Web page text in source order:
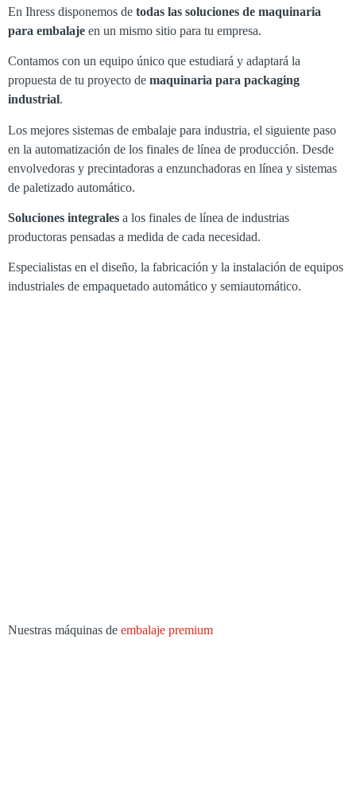
En Ihress disponemos de todas las soluciones de maquinaria
para embalaje en un mismo sitio para tu empresa.
Contamos con un equipo único que estudiará y adaptará la
propuesta de tu proyecto de maquinaria para packaging
industrial.
Los mejores sistemas de embalaje para industria, el siguiente paso
en la automatización de los finales de línea de producción. Desde
envolvedoras y precintadoras a enzunchadoras en línea y sistemas
de paletizado automático.
Soluciones integrales a los finales de línea de industrias
productoras pensadas a medida de cada necesidad.
Especialistas en el diseño, la fabricación y la instalación de equipos
industriales de empaquetado automático y semiautomático.
Nuestras máquinas de embalaje premium